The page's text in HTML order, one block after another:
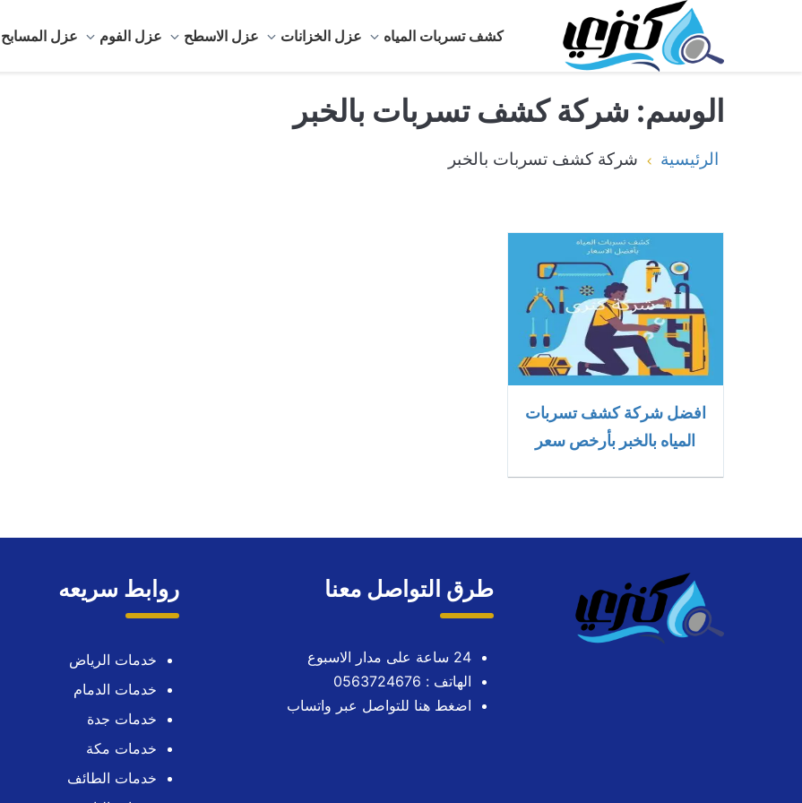
كشف تسربات المياه عزل الخزانات عزل الاسطح عزل الفوم عزل المسابح
الوسم: شركة كشف تسربات بالخبر
الرئيسية شركة كشف تسربات بالخبر
افضل شركة كشف تسربات
المياه بالخبر بأرخص سعر
طرق التواصل معنا
24 ساعة على مدار الاسبوع
الهاتف : 0563724676
اضغط هنا للتواصل عبر واتساب
روابط سريعه
خدمات الرياض
خدمات الدمام
خدمات جدة
خدمات مكة
خدمات الطائف